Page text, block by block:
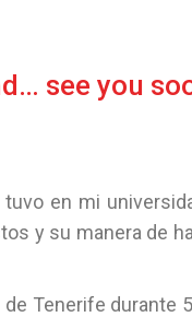
see you
en mi
y su manera de
Tenerife durante